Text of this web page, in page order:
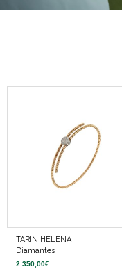
TARIN HELENA
Diamantes
2.350,00€